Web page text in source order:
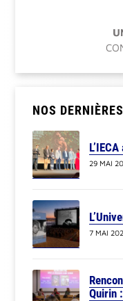
NOS
29 MAI
7 MAI
Quirin